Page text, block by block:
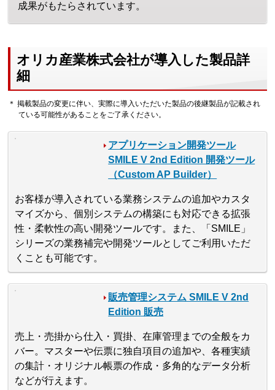
成果がもたらされています。
オリカ産業株式会社が導入した製品詳
細
＊ 掲載製品の変更に伴い、実際に導入いただいた製品の後継製品が記載され
ている可能性があることをご了承ください。
アプリケーション開発ツール
SMILE V 2nd Edition 開発ツール
（Custom AP Builder）
お客様が導入されている業務システムの追加やカスタ
マイズから、個別システムの構築にも対応できる拡張
性・柔軟性の高い開発ツールです。また、「SMILE」
シリーズの業務補完や開発ツールとしてご利用いただ
くことも可能です。
販売管理システム SMILE V 2nd
Edition 販売
売上・売掛から仕入・買掛、在庫管理までの全般をカ
バー。マスターや伝票に独自項目の追加や、各種実績
の集計・オリジナル帳票の作成・多角的なデータ分析
などが行えます。